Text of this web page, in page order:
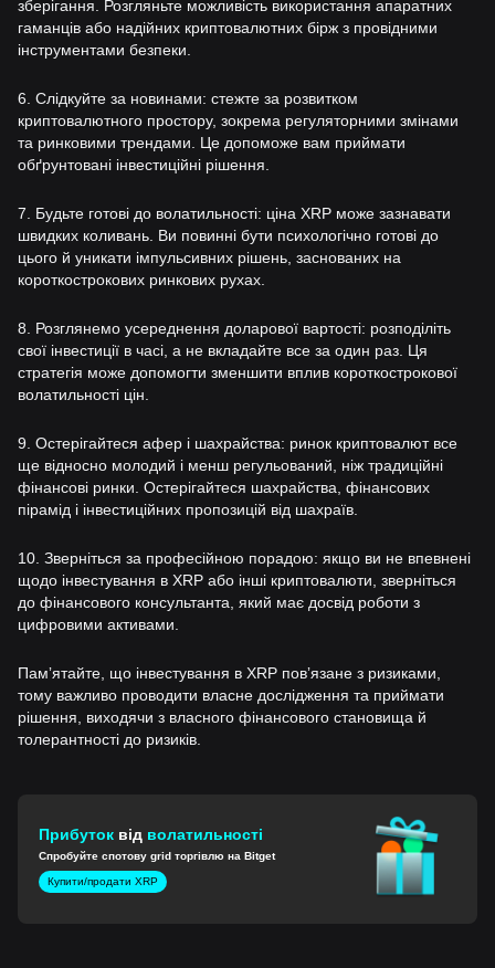
зберігання. Розгляньте можливість використання апаратних
гаманців або надійних криптовалютних бірж з провідними
інструментами безпеки.
6. Слідкуйте за новинами: стежте за розвитком
криптовалютного простору, зокрема регуляторними змінами
та ринковими трендами. Це допоможе вам приймати
обґрунтовані інвестиційні рішення.
7. Будьте готові до волатильності: ціна XRP може зазнавати
швидких коливань. Ви повинні бути психологічно готові до
цього й уникати імпульсивних рішень, заснованих на
короткострокових ринкових рухах.
8. Розглянемо усереднення доларової вартості: розподіліть
свої інвестиції в часі, а не вкладайте все за один раз. Ця
стратегія може допомогти зменшити вплив короткострокової
волатильності цін.
9. Остерігайтеся афер і шахрайства: ринок криптовалют все
ще відносно молодий і менш регульований, ніж традиційні
фінансові ринки. Остерігайтеся шахрайства, фінансових
пірамід і інвестиційних пропозицій від шахраїв.
10. Зверніться за професійною порадою: якщо ви не впевнені
щодо інвестування в XRP або інші криптовалюти, зверніться
до фінансового консультанта, який має досвід роботи з
цифровими активами.
Памʼятайте, що інвестування в XRP повʼязане з ризиками,
тому важливо проводити власне дослідження та приймати
рішення, виходячи з власного фінансового становища й
толерантності до ризиків.
Прибуток від волатильності
Спробуйте спотову grid торгівлю на Bitget
Купити/продати XRP